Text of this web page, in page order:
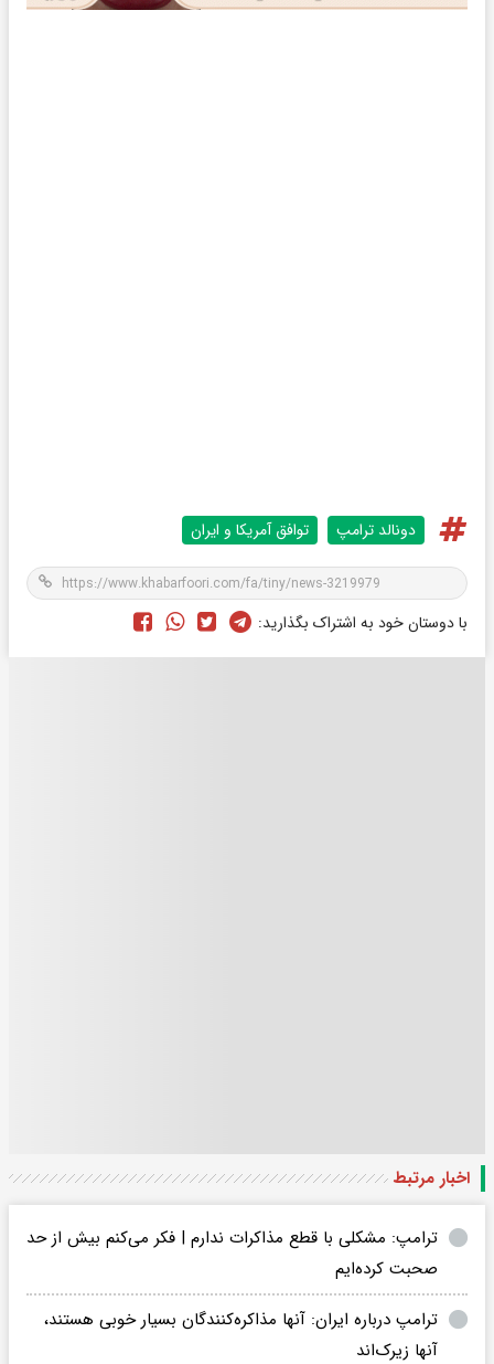
دونالد ترامپ توافق آمریکا و ایران
با دوستان خود به اشتراک بگذارید:
اخبار مرتبط
ترامپ: مشکلی با قطع مذاکرات ندارم | فکر می‌کنم بیش از حد
صحبت کرده‌ایم
ترامپ درباره ایران: آنها مذاکره‌کنندگان بسیار خوبی هستند،
آنها زیرک‌اند